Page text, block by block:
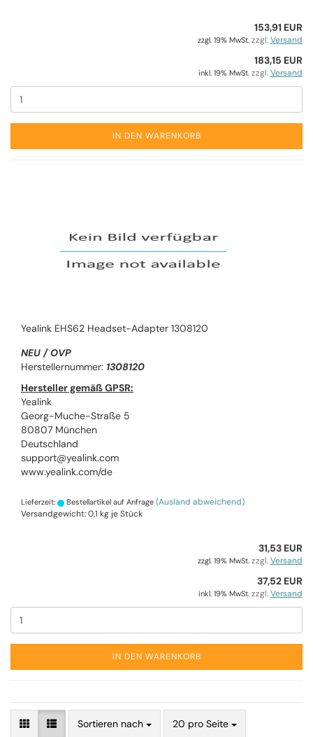
153,91 EUR
zzgl. 19% MwSt. zzgl.Versand
183,15 EUR
inkl. 19% MwSt. zzgl.Versand
IN DEN WARENKORB
Yealink EHS62 Headset-Adapter 1308120
NEU / OVP
Herstellernummer: 1308120
Hersteller gemäß GPSR:
Yealink
Georg-Muche-Straße 5
80807 München
Deutschland
support@yealink.com
www.yealink.com/de
Lieferzeit: Bestellartikel auf Anfrage (Ausland abweichend)
Versandgewicht:0,1 kg je Stück
31,53 EUR
zzgl. 19% MwSt. zzgl.Versand
37,52 EUR
inkl. 19% MwSt. zzgl.Versand
IN DEN WARENKORB
Sortieren nach 20 pro Seite